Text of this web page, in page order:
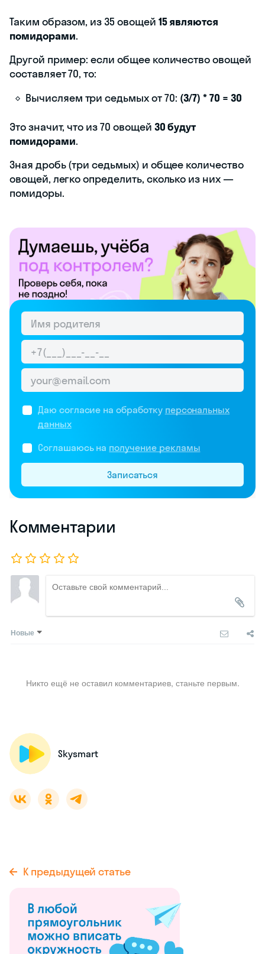
Таким образом, из 35 овощей 15 являются
помидорами.
Другой пример: если общее количество овощей
составляет 70, то:
Вычисляем три седьмых от 70: (3/7) * 70 = 30
Это значит, что из 70 овощей 30 будут
помидорами.
Зная дробь (три седьмых) и общее количество
овощей, легко определить, сколько из них —
помидоры.
Даю согласие на обработку персональных
данных
Соглашаюсь на получение рекламы
Записаться
Комментарии
Новые
Никто ещё не оставил комментариев, станьте первым.
Skysmart
К предыдущей статье